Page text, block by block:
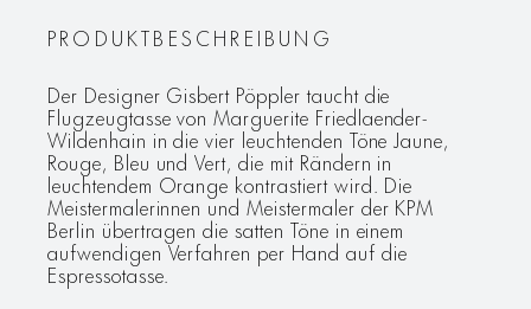
PRODUKTBESCHREIBUNG
Der Designer Gisbert Pöppler taucht die
Flugzeugtasse von Marguerite Friedlaender-
Wildenhain in die vier leuchtenden Töne Jaune,
Rouge, Bleu und Vert, die mit Rändern in
leuchtendem Orange kontrastiert wird. Die
Meistermalerinnen und Meistermaler der KPM
Berlin übertragen die satten Töne in einem
aufwendigen Verfahren per Hand auf die
Espressotasse.